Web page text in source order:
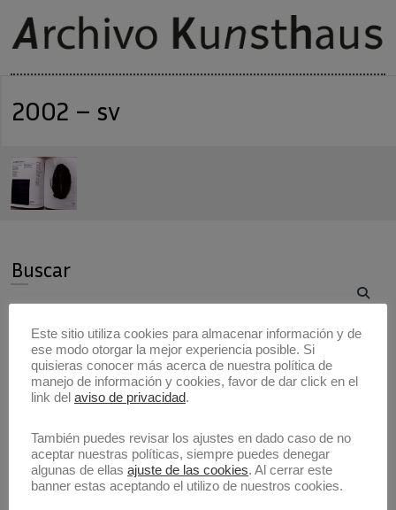
2002 – sv
Buscar
Artistas
Información de contacto
Este sitio utiliza cookies para almacenar información y de
ese modo otorgar la mejor experiencia posible. Si
quisieras conocer más acerca de nuestra política de
manejo de información y cookies, favor de dar click en el
link del aviso de privacidad.
También puedes revisar los ajustes en dado caso de no
aceptar nuestras políticas, siempre puedes denegar
algunas de ellas ajuste de las cookies. Al cerrar este
banner estas aceptando el utilizo de nuestros cookies.